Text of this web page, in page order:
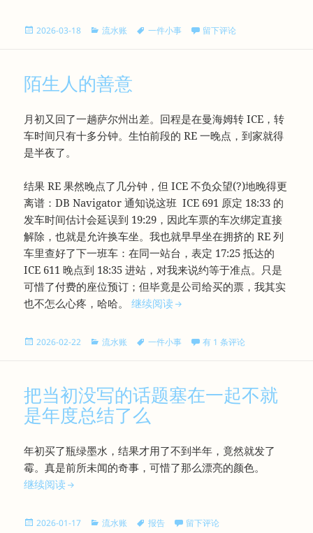
发
2026-03-18
分
流水账
标
一件小事 于Schufa 的算法
留下评论
陌生人的善意
月初又回了一趟萨尔州出差。回程是在曼海姆转 ICE，转
车时间只有十多分钟。生怕前段的 RE 一晚点，到家就得
是半夜了。
结果 RE 果然晚点了几分钟，但 ICE 不负众望(?)地晚得更
离谱：DB Navigator 通知说这班 ICE 691 原定 18:33 的
发车时间估计会延误到 19:29，因此车票的车次绑定直接
解除，也就是允许换车坐。我也就早早坐在拥挤的 RE 列
车里查好了下一班车：在同一站台，表定 17:25 抵达的
ICE 611 晚点到 18:35 进站，对我来说约等于准点。只是
可惜了付费的座位预订；但毕竟是公司给买的票，我其实
也不怎么心疼，哈哈。继续阅读陌生人的善意
发
2026-02-22
分
流水账
标
一件小事 陌生人的善意
有 1 条评论
把当初没写的话题塞在一起不就
是年度总结了么
年初买了瓶绿墨水，结果才用了不到半年，竟然就发了
霉。真是前所未闻的奇事，可惜了那么漂亮的颜色。
继续阅读把当初没写的话题塞在一起不就是年度总结了么
发
2026-01-17
分
流水账
标
报告 于把当初没写的话题塞在一起不
留下评论